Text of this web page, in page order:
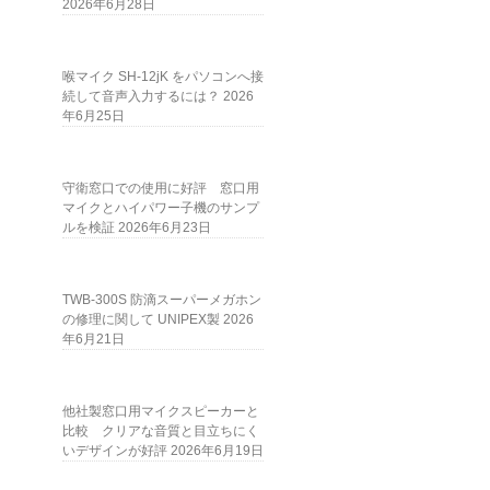
2026年6月28日
喉マイク SH-12jK をパソコンへ接
続して音声入力するには？ 2026
年6月25日
守衛窓口での使用に好評 窓口用
マイクとハイパワー子機のサンプ
ルを検証 2026年6月23日
TWB-300S 防滴スーパーメガホン
の修理に関して UNIPEX製 2026
年6月21日
他社製窓口用マイクスピーカーと
比較 クリアな音質と目立ちにく
いデザインが好評 2026年6月19日